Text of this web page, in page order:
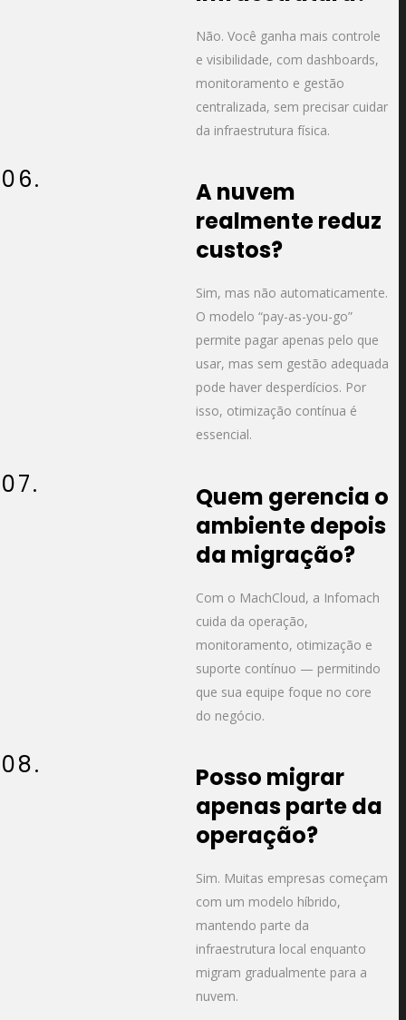
Não. Você ganha mais controle
e visibilidade, com dashboards,
monitoramento e gestão
centralizada, sem precisar cuidar
da infraestrutura física.
06.
A nuvem
realmente reduz
custos?
Sim, mas não automaticamente.
O modelo “pay-as-you-go”
permite pagar apenas pelo que
usar, mas sem gestão adequada
pode haver desperdícios. Por
isso, otimização contínua é
essencial.
07.
Quem gerencia o
ambiente depois
da migração?
Com o MachCloud, a Infomach
cuida da operação,
monitoramento, otimização e
suporte contínuo — permitindo
que sua equipe foque no core
do negócio.
08.
Posso migrar
apenas parte da
operação?
Sim. Muitas empresas começam
com um modelo híbrido,
mantendo parte da
infraestrutura local enquanto
migram gradualmente para a
nuvem.